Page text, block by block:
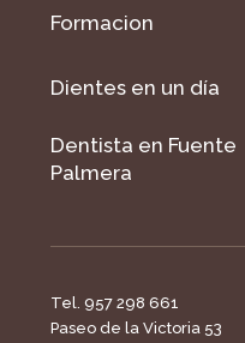
Formacion
Dientes en un día
Dentista en Fuente
Palmera
Tel. 957 298 661
Paseo de la Victoria 53